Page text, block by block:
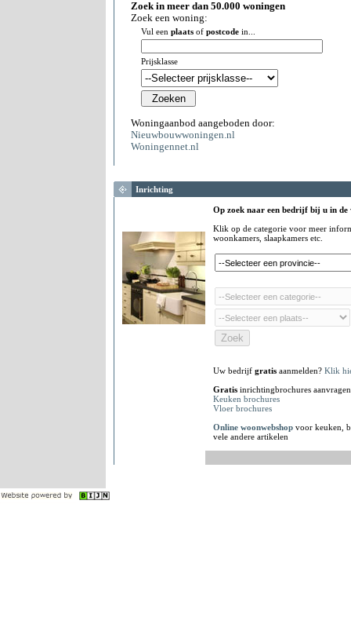
Zoek in meer dan 50.000 woningen
Zoek een woning:
Vul een plaats of postcode in...
Prijsklasse
Woningaanbod aangeboden door:
Nieuwbouwwoningen.nl
Woningennet.nl
Inrichting
Op zoek naar een bedrijf bij u in
Klik op de categorie voor meer
woonkamers, slaapkamers etc.
Uw bedrijf gratis aanmelden? Klik
Gratis inrichtingbrochures
Keuken brochures
Vloer brochures
Online woonwebshop voor keuken,
vele andere artikelen